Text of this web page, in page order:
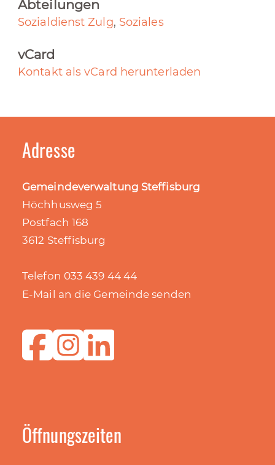
Abteilungen
Sozialdienst Zulg, Soziales
vCard
Kontakt als vCard herunterladen
Adresse
Gemeindeverwaltung Steffisburg
Höchhusweg 5
Postfach 168
3612 Steffisburg
Telefon 033 439 44 44
E-Mail an die Gemeinde senden
Öffnungszeiten